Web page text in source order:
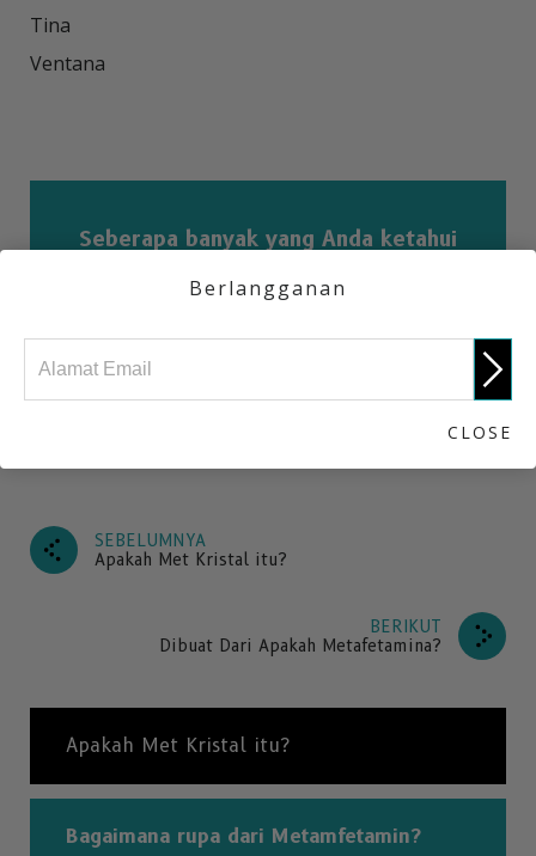
Tina
Ventana
Seberapa banyak yang Anda ketahui
Take the Quiz
SEBELUMNYA
Apakah Met Kristal itu?
BERIKUT
Dibuat Dari Apakah Metafetamina?
Apakah Met Kristal itu?
Bagaimana rupa dari Metamfetamin?
Berlangganan
CLOSE